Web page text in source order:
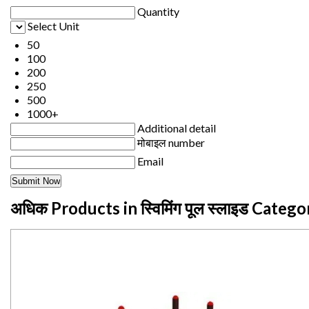
Quantity
Select Unit
50
100
200
250
500
1000+
Additional detail
मोबाइल number
Email
अधिक Products in स्विमिंग पूल स्लाइड